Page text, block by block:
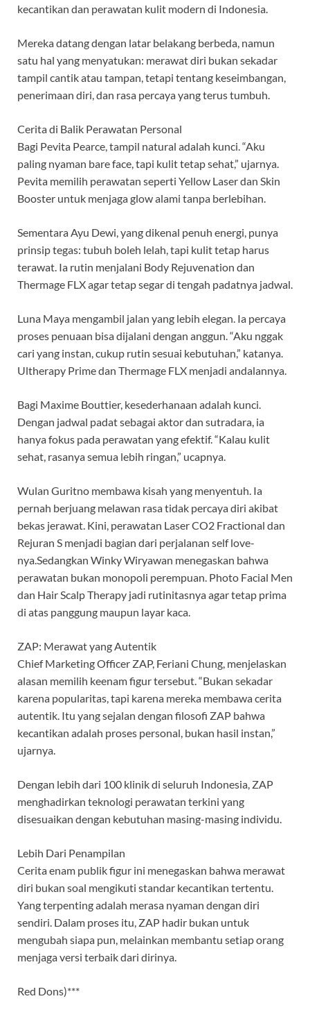
kecantikan dan perawatan kulit modern di Indonesia.
Mereka datang dengan latar belakang berbeda, namun
satu hal yang menyatukan: merawat diri bukan sekadar
tampil cantik atau tampan, tetapi tentang keseimbangan,
penerimaan diri, dan rasa percaya yang terus tumbuh.
Cerita di Balik Perawatan Personal
Bagi Pevita Pearce, tampil natural adalah kunci. “Aku
paling nyaman bare face, tapi kulit tetap sehat,” ujarnya.
Pevita memilih perawatan seperti Yellow Laser dan Skin
Booster untuk menjaga glow alami tanpa berlebihan.
Sementara Ayu Dewi, yang dikenal penuh energi, punya
prinsip tegas: tubuh boleh lelah, tapi kulit tetap harus
terawat. Ia rutin menjalani Body Rejuvenation dan
Thermage FLX agar tetap segar di tengah padatnya jadwal.
Luna Maya mengambil jalan yang lebih elegan. Ia percaya
proses penuaan bisa dijalani dengan anggun. “Aku nggak
cari yang instan, cukup rutin sesuai kebutuhan,” katanya.
Ultherapy Prime dan Thermage FLX menjadi andalannya.
Bagi Maxime Bouttier, kesederhanaan adalah kunci.
Dengan jadwal padat sebagai aktor dan sutradara, ia
hanya fokus pada perawatan yang efektif. “Kalau kulit
sehat, rasanya semua lebih ringan,” ucapnya.
Wulan Guritno membawa kisah yang menyentuh. Ia
pernah berjuang melawan rasa tidak percaya diri akibat
bekas jerawat. Kini, perawatan Laser CO2 Fractional dan
Rejuran S menjadi bagian dari perjalanan self love-
nya.Sedangkan Winky Wiryawan menegaskan bahwa
perawatan bukan monopoli perempuan. Photo Facial Men
dan Hair Scalp Therapy jadi rutinitasnya agar tetap prima
di atas panggung maupun layar kaca.
ZAP: Merawat yang Autentik
Chief Marketing Officer ZAP, Feriani Chung, menjelaskan
alasan memilih keenam figur tersebut. “Bukan sekadar
karena popularitas, tapi karena mereka membawa cerita
autentik. Itu yang sejalan dengan filosofi ZAP bahwa
kecantikan adalah proses personal, bukan hasil instan,”
ujarnya.
Dengan lebih dari 100 klinik di seluruh Indonesia, ZAP
menghadirkan teknologi perawatan terkini yang
disesuaikan dengan kebutuhan masing-masing individu.
Lebih Dari Penampilan
Cerita enam publik figur ini menegaskan bahwa merawat
diri bukan soal mengikuti standar kecantikan tertentu.
Yang terpenting adalah merasa nyaman dengan diri
sendiri. Dalam proses itu, ZAP hadir bukan untuk
mengubah siapa pun, melainkan membantu setiap orang
menjaga versi terbaik dari dirinya.
Red Dons)***